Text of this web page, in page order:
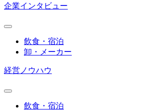
企業インタビュー
飲食・宿泊
卸・メーカー
経営ノウハウ
飲食・宿泊